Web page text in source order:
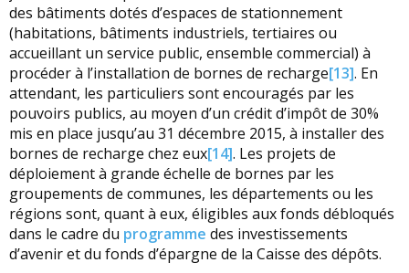
des bâtiments dotés d’espaces de stationnement
(habitations, bâtiments industriels, tertiaires ou
accueillant un service public, ensemble commercial) à
procéder à l’installation de bornes de recharge[13]. En
attendant, les particuliers sont encouragés par les
pouvoirs publics, au moyen d’un crédit d’impôt de 30%
mis en place jusqu’au 31 décembre 2015, à installer des
bornes de recharge chez eux[14]. Les projets de
déploiement à grande échelle de bornes par les
groupements de communes, les départements ou les
régions sont, quant à eux, éligibles aux fonds débloqués
dans le cadre du programme des investissements
d’avenir et du fonds d’épargne de la Caisse des dépôts.